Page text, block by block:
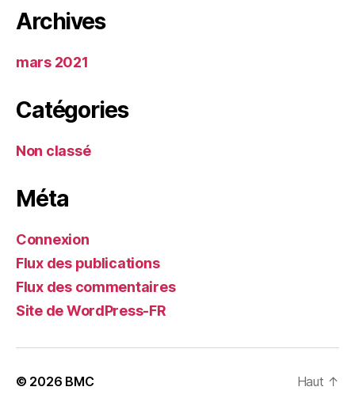
Archives
mars 2021
Catégories
Non classé
Méta
Connexion
Flux des publications
Flux des commentaires
Site de WordPress-FR
© 2026 BMC Haut ↑